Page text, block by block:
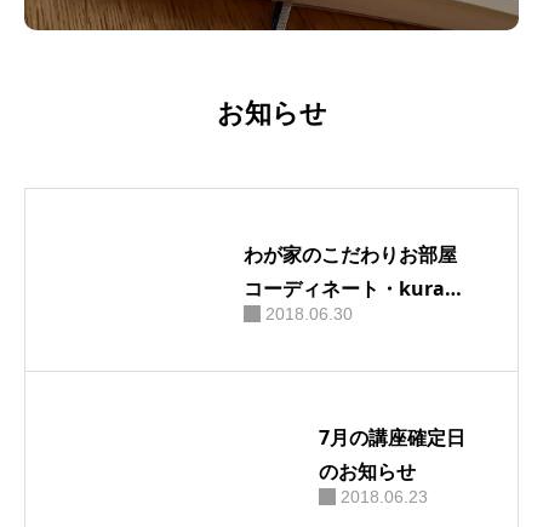
BLOG
ニュースレター
お知らせ
わが家のこだわりお部屋
コーディネート・kurass
o様掲載２
2018.06.30
7月の講座確定日
のお知らせ
2018.06.23